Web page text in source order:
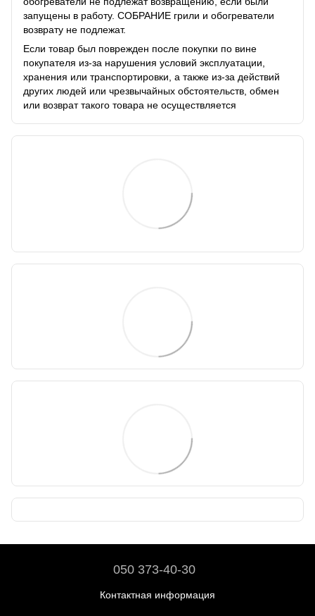
запущены в работу. СОБРАНИЕ грили и обогреватели
возврату не подлежат.
Если товар был поврежден после покупки по вине
покупателя из-за нарушения условий эксплуатации,
хранения или транспортировки, а также из-за действий
других людей или чрезвычайных обстоятельств, обмен
или возврат такого товара не осуществляется
050 373-40-30
Контактная информация